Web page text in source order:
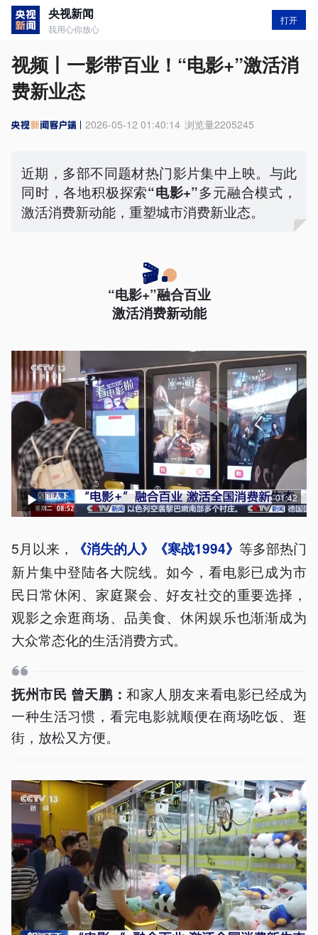
央视新闻
我用心你放心
打开
视频丨一影带百业！“电影+”激活消
费新业态
2026-05-12 01:40:14 浏览量2205245
近期，多部不同题材热门影片集中上映。与此
同时，各地积极探索“电影+”多元融合模式，
激活消费新动能，重塑城市消费新业态。
🎬
“电影+”融合百业
激活消费新动能
01:42
5月以来， 《消失的人》《寒战1994》 等多部热门
新片集中登陆各大院线。如今，看电影已成为市
民日常休闲、家庭聚会、好友社交的重要选择，
观影之余逛商场、品美食、休闲娱乐也渐渐成为
大众常态化的生活消费方式。
抚州市民 曾天鹏：和家人朋友来看电影已经成为
一种生活习惯，看完电影就顺便在商场吃饭、逛
街，放松又方便。